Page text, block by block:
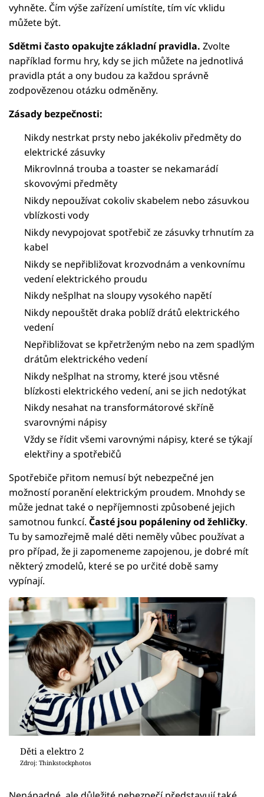
vyhněte. Čím výše zařízení umístíte, tím víc vklidu
můžete být.
Sdětmi často opakujte základní pravidla. Zvolte
například formu hry, kdy se jich můžete na jednotlivá
pravidla ptát a ony budou za každou správně
zodpovězenou otázku odměněny.
Zásady bezpečnosti:
Nikdy nestrkat prsty nebo jakékoliv předměty do
elektrické zásuvky
Mikrovlnná trouba a toaster se nekamarádí
skovovými předměty
Nikdy nepoužívat cokoliv skabelem nebo zásuvkou
vblízkosti vody
Nikdy nevypojovat spotřebič ze zásuvky trhnutím za
kabel
Nikdy se nepřibližovat krozvodnám a venkovnímu
vedení elektrického proudu
Nikdy nešplhat na sloupy vysokého napětí
Nikdy nepouštět draka poblíž drátů elektrického
vedení
Nepřibližovat se kpřetrženým nebo na zem spadlým
drátům elektrického vedení
Nikdy nešplhat na stromy, které jsou vtěsné
blízkosti elektrického vedení, ani se jich nedotýkat
Nikdy nesahat na transformátorové skříně
svarovnými nápisy
Vždy se řídit všemi varovnými nápisy, které se týkají
elektřiny a spotřebičů
Spotřebiče přitom nemusí být nebezpečné jen
možností poranění elektrickým proudem. Mnohdy se
může jednat také o nepříjemnosti způsobené jejich
samotnou funkcí. Časté jsou popáleniny od žehličky.
Tu by samozřejmě malé děti neměly vůbec používat a
pro případ, že ji zapomeneme zapojenou, je dobré mít
některý zmodelů, které se po určité době samy
vypínají.
Děti a elektro 2
Zdroj: Thinkstockphotos